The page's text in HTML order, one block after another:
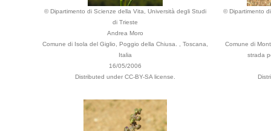
© Dipartimento di Scienze della Vita, Università degli Studi
di Trieste
Andrea Moro
Comune di Isola del Giglio, Poggio della Chiusa. , Toscana,
Italia
16/05/2006
Distributed under CC-BY-SA license.
© Dipartimento
Comune di
strada